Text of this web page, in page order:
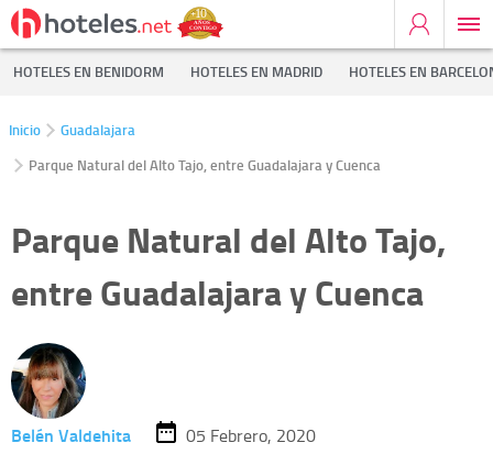
HOTELES EN BENIDORM HOTELES EN MADRID HOTELES EN
Inicio
Guadalajara
Parque Natural del Alto Tajo, entre Guadalajara y Cuenca
Parque Natural del Alto Tajo,
entre Guadalajara y Cuenca
Belén Valdehita
05 Febrero, 2020